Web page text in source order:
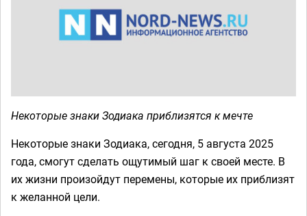
Некоторые знаки Зодиака приблизятся к мечте
Некоторые знаки Зодиака, сегодня, 5 августа 2025
года, смогут сделать ощутимый шаг к своей месте. В
их жизни произойдут перемены, которые их приблизят
к желанной цели.